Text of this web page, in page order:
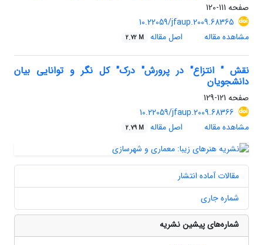
صفحه 111-120
10.22059/jfaup.2009.68365
مشاهده مقاله
اصل مقاله 2.72 M
نقش " انتزاع" در پرورش" درک" کل نگر و توانایی بیان
دانشجویان
صفحه 121-129
10.22059/jfaup.2009.68366
مشاهده مقاله
اصل مقاله 2.79 M
مقالات آماده انتشار
شماره جاری
شماره‌های پیشین نشریه